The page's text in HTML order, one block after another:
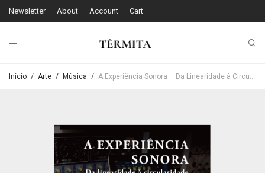
Newsletter About Account Cart
Início / Arte / Música / A Experiência Sonora – Da Linearidade à Circularidade